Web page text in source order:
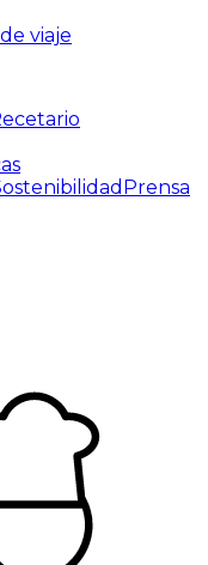
viaje
Prensa